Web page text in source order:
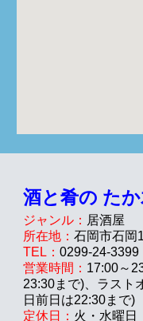
酒と肴の た
ジャンル： 居酒屋
所在地：石岡市石岡
TEL：0299-24-3399
営業時間： 17:00～2
23:30まで)
ラスト
日前日は22:30まで)
定休日： 火・水曜日